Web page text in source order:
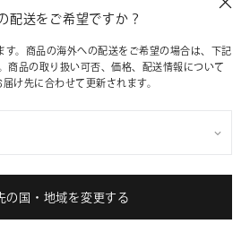
ベストセラー
ショッピングバッグに追加
配送をご希望ですか？
。商品の海外への配送をご希望の場合は、下記
商品の取り扱い可否、価格、配送情報について
け先に合わせて更新されます。
の国・地域を変更する